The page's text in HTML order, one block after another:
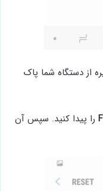
از دستگاه شما پاک
را پیدا کنید. سپس آن